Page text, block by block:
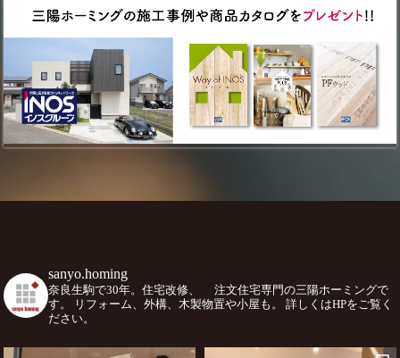
sanyo.homing
奈良生駒で30年。住宅改修、
注文住宅専門の三陽ホーミングで
す。
リフォーム、外構、木製物置や小屋も。
詳しくはHPをご覧く
ださい。